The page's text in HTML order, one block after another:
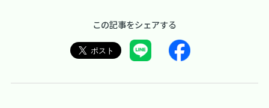
この記事をシェアする